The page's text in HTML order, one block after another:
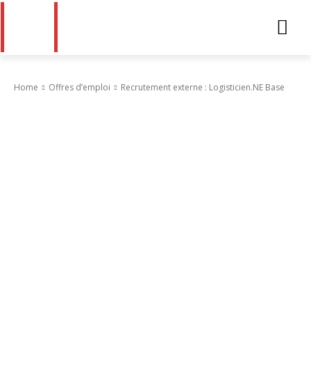
Home Offres d’emploi Recrutement externe : Logisticien.NE Base